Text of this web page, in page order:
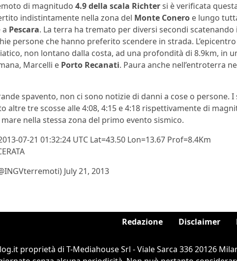
di magnitudo 4.9 della scala Richtersi è verificata
indistintamente nella zona del Monte Conero e lungo
Pescara. La terra ha tremato per diversi secondi scatenando
persone che hanno preferito scendere in strada.
non lontano dalla costa, ad una profondità di 8.9km, in
Marcelli e Porto Recanati. Paura anche nell’entroterra
spavento, non ci sono notizie di danni a cose o persone.
altre tre scosse alle 4:08, 4:15 e 4:18 rispettivamente di
nella stessa zona del primo evento sismico.
07-21 01:32:24 UTC Lat=43.50 Lon=13.67 Prof=8.4Km
July 21, 2013
Redazione Disclaimer
proprietà di T-Mediahouse Srl - Viale Sarca 336 20126